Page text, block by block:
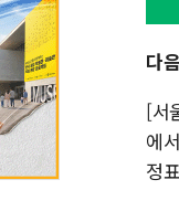
다
[서
에
정